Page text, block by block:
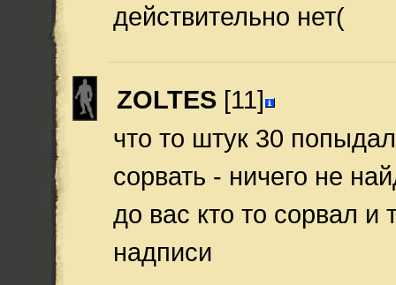
действительно нет(
ZOLTES [11]
что то штук 30
сорвать - ничего не
до вас кто то сорвал и
надписи